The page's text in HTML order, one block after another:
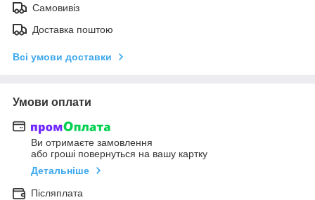
Самовивіз
Доставка поштою
Всі умови доставки
Умови оплати
Ви отримаєте замовлення
або гроші повернуться на вашу картку
Детальніше
Післяплата